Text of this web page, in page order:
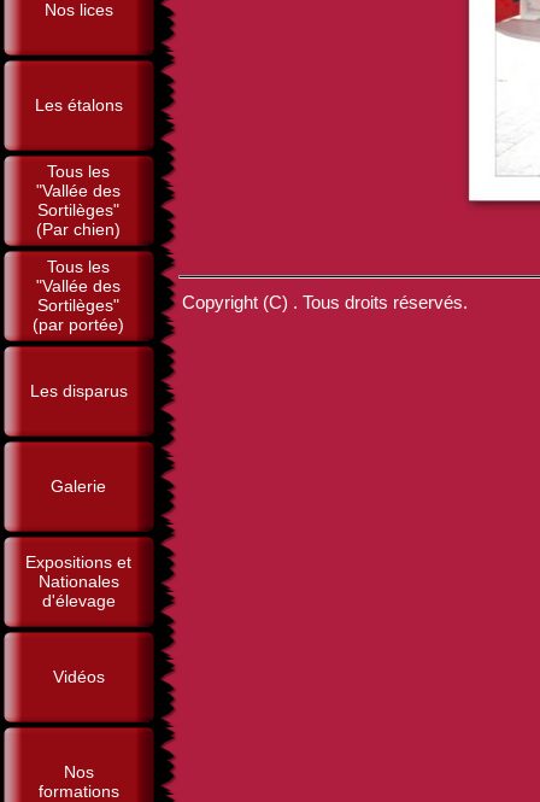
Nos lices
Les étalons
Tous les
"Vallée des
Sortilèges"
(Par chien)
Tous les
"Vallée des
Sortilèges"
(par portée)
Les disparus
Galerie
Expositions et
Nationales
d'élevage
Vidéos
Nos
formations
Copyright (C) . Tous droits réservés.